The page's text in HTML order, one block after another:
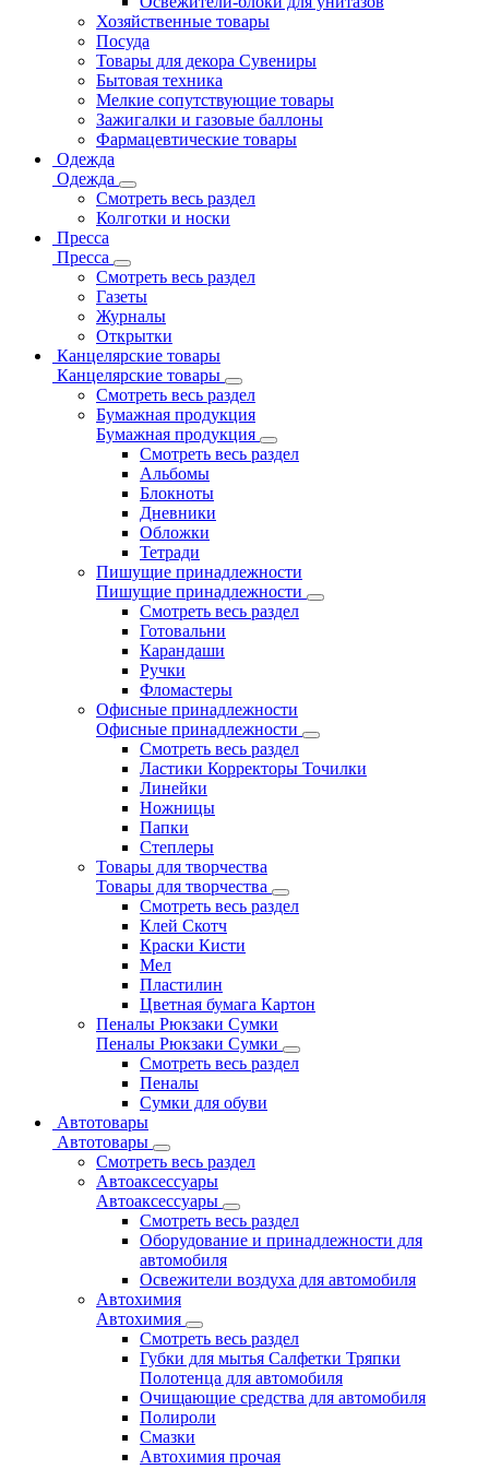
Хозяйственные товары
Посуда
Товары для декора Сувениры
Бытовая техника
Мелкие сопутствующие товары
Зажигалки и газовые баллоны
Фармацевтические товары
Одежда
Одежда
Смотреть весь раздел
Колготки и носки
Пресса
Пресса
Смотреть весь раздел
Газеты
Журналы
Открытки
Канцелярские товары
Канцелярские товары
Смотреть весь раздел
Бумажная продукция
Бумажная продукция
Смотреть весь раздел
Альбомы
Блокноты
Дневники
Обложки
Тетради
Пишущие принадлежности
Пишущие принадлежности
Смотреть весь раздел
Готовальни
Карандаши
Ручки
Фломастеры
Офисные принадлежности
Офисные принадлежности
Смотреть весь раздел
Ластики Корректоры Точилки
Линейки
Ножницы
Папки
Степлеры
Товары для творчества
Товары для творчества
Смотреть весь раздел
Клей Скотч
Краски Кисти
Мел
Пластилин
Цветная бумага Картон
Пеналы Рюкзаки Сумки
Пеналы Рюкзаки Сумки
Смотреть весь раздел
Пеналы
Сумки для обуви
Автотовары
Автотовары
Смотреть весь раздел
Автоаксессуары
Автоаксессуары
Смотреть весь раздел
Оборудование и принадлежности для
автомобиля
Освежители воздуха для автомобиля
Автохимия
Автохимия
Смотреть весь раздел
Губки для мытья Салфетки Тряпки
Полотенца для автомобиля
Очищающие средства для автомобиля
Полироли
Смазки
Автохимия прочая